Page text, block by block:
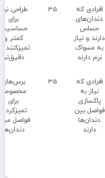
افرادی که
دندان‌های
حساس
دارند و نیاز
به مسواک
نرم دارند
35
طراحی
برای
حساسیت
کمتر و
دقیق‌تر
افرادی که
نیاز به
پاکسازی
فواصل بین
دندان‌ها
دارند
35
برس‌های
مخصوص
برای
تمیزکردن
فواصل
دندان‌ها